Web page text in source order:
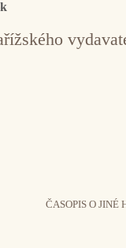
ČASOPIS O